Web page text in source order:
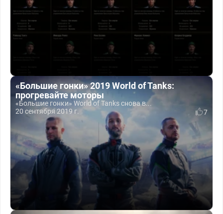
«Большие гонки» 2019 World of Tanks:
прогревайте моторы
«Большие гонки» World of Tanks снова в...
20 сентября 2019 г.
7